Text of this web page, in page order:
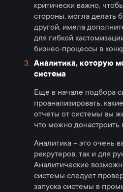
критически важно,
стороны, могла делать
другой, имела
для гибкой
бизнес-процессы в
Аналитика, которую
система
Еще в начале подбора
проанализировать,
отчеты от системы вы
что можно донастроить
Аналитика – это очень
рекрутеров, так и для
Аналитические
системы следует
запуска системы в